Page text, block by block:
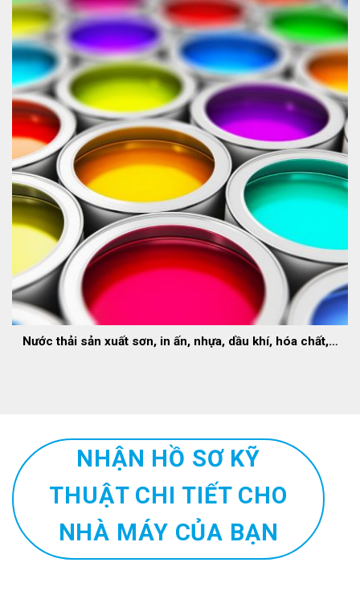
Nước thải sản xuất sơn, in ấn, nhựa, dầu khí, hóa chất,…
NHẬN HỒ SƠ KỸ
THUẬT CHI TIẾT CHO
NHÀ MÁY CỦA BẠN